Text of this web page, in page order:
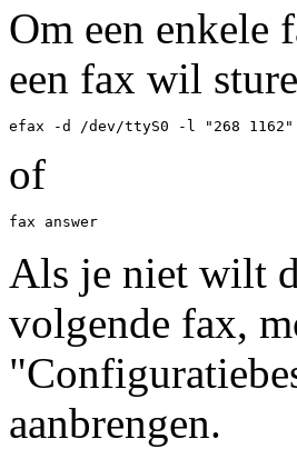
Om een enkele
een fax wil
of
Als je niet wilt
volgende fax,
aanbrengen.